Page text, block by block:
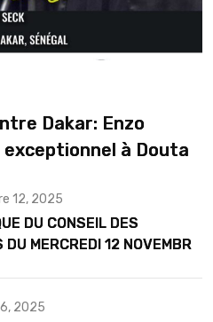
Dakar: Enzo
à Douta
12, 2025
DU CONSEIL DES
DU MERCREDI 12 NOVEMBRE
2025